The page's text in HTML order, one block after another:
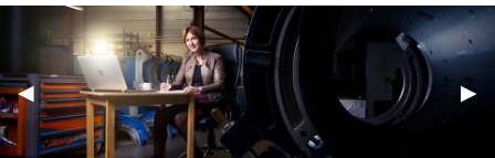
Previous
Slide
◀︎ ▶︎